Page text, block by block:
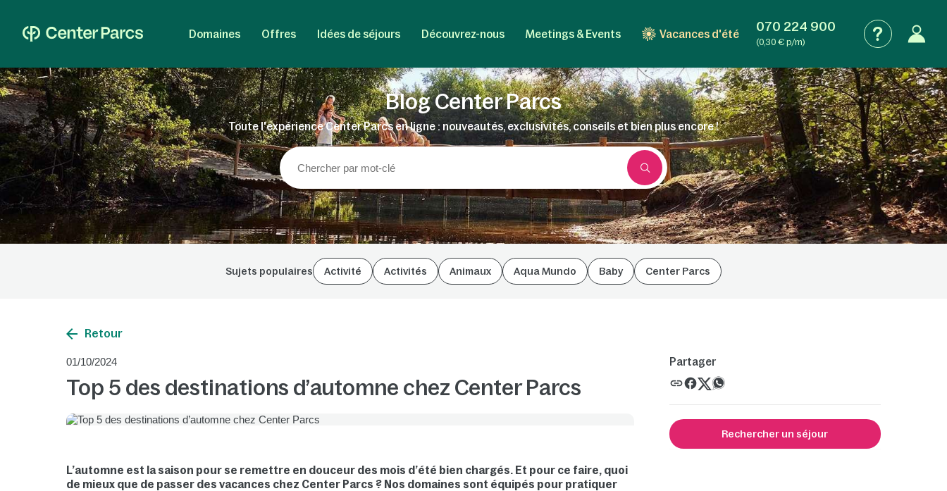
Domaines Offres Idées de séjours Découvrez-nous Meetings & Events Vacances d'été 070 224 900
(0,30 € p/m)
Blog Center Parcs
Toute l'expérience Center Parcs en ligne : nouveautés, exclusivités, conseils et bien plus encore !
Sujets populaires Activité Activités Animaux Aqua Mundo Baby Center Parcs
Retour
01/10/2024
Top 5 des destinations d’automne chez Center Parcs
L’automne est la saison pour se remettre en douceur des mois d’été bien chargés. Et pour ce faire, quoi
de mieux que de passer des vacances chez Center Parcs ? Nos domaines sont équipés pour pratiquer
Partager
Rechercher un séjour